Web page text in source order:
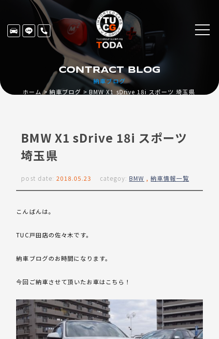
納車ブログ
CONTRACT BLOG
ホーム 納車ブログ BMW X1 sDrive 18i スポーツ 埼玉県
BMW X1 sDrive 18i スポーツ
埼玉県
post date: 2018.05.23 categoy: BMW ,納車情報一覧
こんばんは。
TUC戸田店の佐々木です。
納車ブログのお時間になります。
今回ご納車させて頂いたお車はこちら！